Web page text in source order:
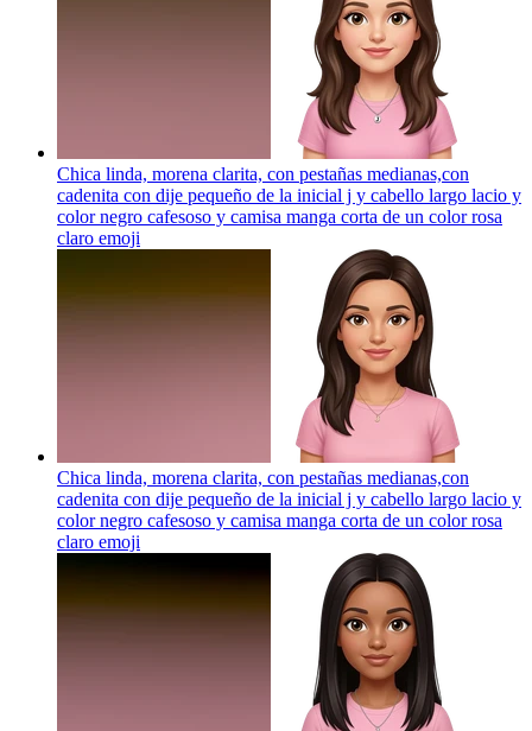
Chica linda, morena clarita, con pestañas medianas,con
cadenita con dije pequeño de la inicial j y cabello largo lacio y
color negro cafesoso y camisa manga corta de un color rosa
claro emoji
Chica linda, morena clarita, con pestañas medianas,con
cadenita con dije pequeño de la inicial j y cabello largo lacio y
color negro cafesoso y camisa manga corta de un color rosa
claro emoji